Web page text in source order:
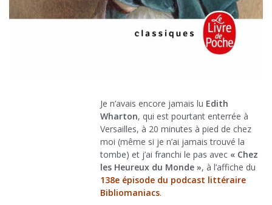
Je n’avais encore jamais lu Edith
Wharton, qui est pourtant enterrée à
Versailles, à 20 minutes à pied de chez
moi (même si je n’ai jamais trouvé la
tombe) et j’ai franchi le pas avec « Chez
les Heureux du Monde », à l’affiche du
138e épisode du podcast littéraire
Bibliomaniacs.